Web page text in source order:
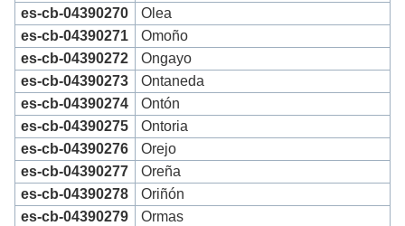
es-cb-04390270
Olea
es-cb-04390271
Omoño
es-cb-04390272
Ongayo
es-cb-04390273
Ontaneda
es-cb-04390274
Ontón
es-cb-04390275
Ontoria
es-cb-04390276
Orejo
es-cb-04390277
Oreña
es-cb-04390278
Oriñón
es-cb-04390279
Ormas